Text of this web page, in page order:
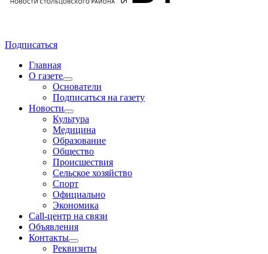
Подписаться
Главная
О газете
Основатели
Подписаться на газету
Новости
Культура
Медицина
Образование
Общество
Происшествия
Сельское хозяйство
Спорт
Официально
Экономика
Call-центр на связи
Объявления
Контакты
Реквизиты